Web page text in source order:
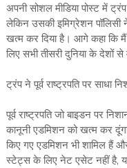
अपनी सोशल मीडिया पोस्ट में
लेकिन उसकी इमिग्रेशन
खत्म कर दिया है। आगे कहा कि
लिए सभी तीसरी दुनिया के देशों
ट्रंप ने पूर्व राष्ट्रपति पर साधा
पूर्व राष्ट्रपति जो बाइडन पर
कानूनी एडमिशन को खत्म कर
किए गए एडमिशन भी शामिल हैं
स्टेट्स के लिए नेट एसेट नहीं है,